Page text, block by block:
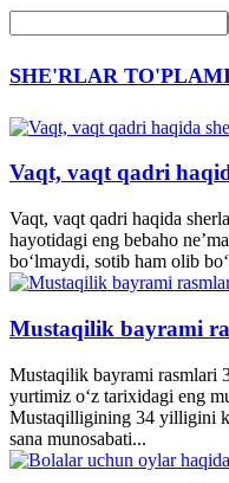
SHE'RLAR
Vaqt, vaqt qadri
Vaqt, vaqt qadri haqida
hayotidagi eng bebaho
bo‘lmaydi, sotib ham olib
Mustaqilik bayrami
Mustaqilik bayrami rasmlari
yurtimiz o‘z tarixidagi eng
Mustaqilligining 34 yilligini
sana munosabati...